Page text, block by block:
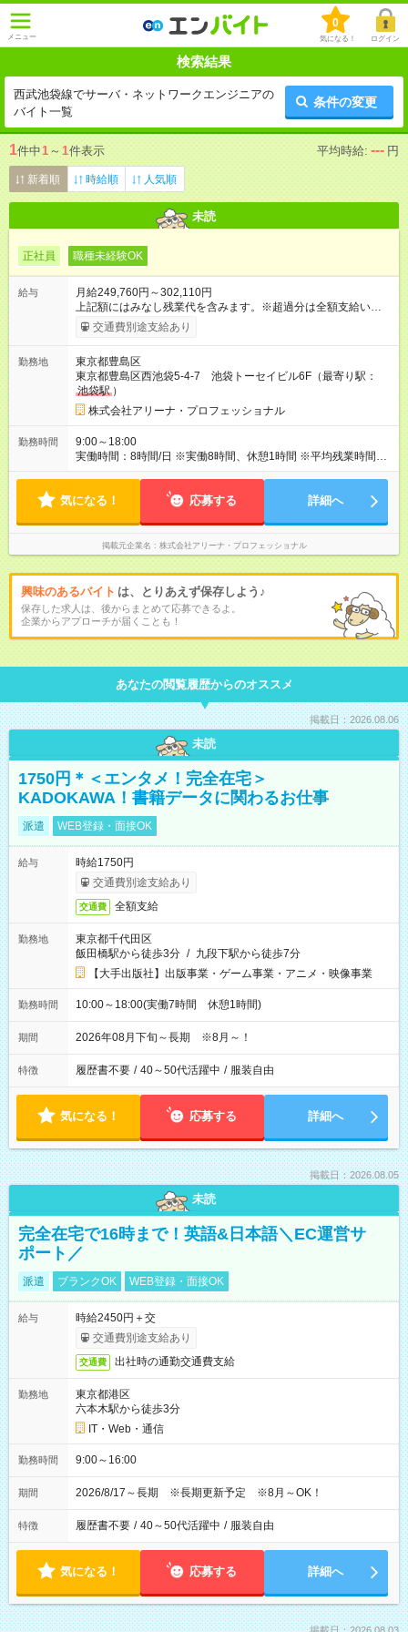
メニュー
0
気になる！ ログイン
検索結果
西武池袋線でサーバ・ネットワークエンジニアの
バイト一覧
条件の変更
1件中1 ～ 1件表示 平均時給: --- 円
新着順 時給順 人気順
未読
正社員 職種未経験OK
給与
月給249,760円～302,110円
上記額にはみなし残業代を含みます。※超過分は全額支給いたし
ます。 みなし残業代 17,760円 ～ 31,110円／月 みなし残業時
間 10時間 ～ 15時間／月 ◆賞与/年2回（秋・春）※業績によりま
加支給します。 ◆通勤手当（月4万円まで） ◆その他手当
(家族、地域、役職、職務、報告、シフト、みなし残業、正社
員、特別) ◆資格手当(180種類を超えます) ※一般教養から専門
分野まで、会社が承認した資格が対象 ※難易度に応じて月次
支給金額を決定し1年間支払います ◆社員の成長と交流をサポー
トする 「社内助成金制度」を用意してます 【個人出費額の
一部を会社が補助します】 ➡交友助成金 社員同士の食事や飲
た場合 ➡会議助成金 定例会議後、食事等に行った場合 ➡同好
会助成金 会社が承認した同好会を開催した場合 ➡イベント助
成金 会社が主催する合同懇親会 ➡自己啓発助成金 書籍購
入やセミナー参加費 【試用期間】試用期間あり 試用期間の長
さ：6ヶ月 ※ 雇用形態と給与に、本採用時と異なる部分がありま
す。 雇用形態：中途採用（契約社員） 給与：本採用時と同じで
して正社員手当を支給し増額します。 ************ 尚、東京エリ
アでの採用募集となりますが、弊社は東京・名古屋・大阪・福
岡の4拠点で活動する会社なので、ご希望をお聞きしながら別エ
リア/ 別案件のご紹介も可能です！
交通費別途支給あり
勤務地
東京都豊島区
東京都豊島区西池袋5-4-7 池袋トーセイビル6F（最寄り駅：
池袋駅 ）
株式会社アリーナ・プロフェッショナル
勤務時間
9:00～18:00
実働時間：8時間/日 ※実働8時間、休憩1時間 ※平均残業時間…5
時間/月程度 ※ワークライフバランスの取れた勤務先にて、プラ
気になる！ 応募する 詳細へ
掲載元企業名 株式会社アリーナ・プロフェッショナル
興味のあるバイト は、とりあえず保存しよう♪
保存した求人は、後からまとめて応募できるよ。
企業からアプローチが届くことも！
あなたの閲覧履歴からのオススメ
掲載日：2026.08.06
未読
1750円＊＜エンタメ！完全在宅＞
KADOKAWA！書籍データに関わるお仕事
派遣 WEB登録・面接OK
給与
時給1750円
交通費別途支給あり
交通費 全額支給
勤務地
東京都千代田区
飯田橋駅から徒歩3分 / 九段下駅から徒歩7分
【大手出版社】出版事業・ゲーム事業・アニメ・映像事業
勤務時間 10:00～18:00(実働7時間 休憩1時間)
期間 2026年08月下旬～長期 ※8月～！
特徴 履歴書不要 / 40～50代活躍中 / 服装自由
気になる！ 応募する 詳細へ
掲載日：2026.08.05
未読
完全在宅で16時まで！英語&日本語＼EC運営サ
ポート／
派遣 ブランクOK WEB登録・面接OK
給与
時給2450円＋交
交通費別途支給あり
交通費 出社時の通勤交通費支給
勤務地
東京都港区
六本木駅から徒歩3分
IT・Web・通信
勤務時間 9:00～16:00
期間 2026/8/17～長期 ※長期更新予定 ※8月～OK！
特徴 履歴書不要 / 40～50代活躍中 / 服装自由
気になる！ 応募する 詳細へ